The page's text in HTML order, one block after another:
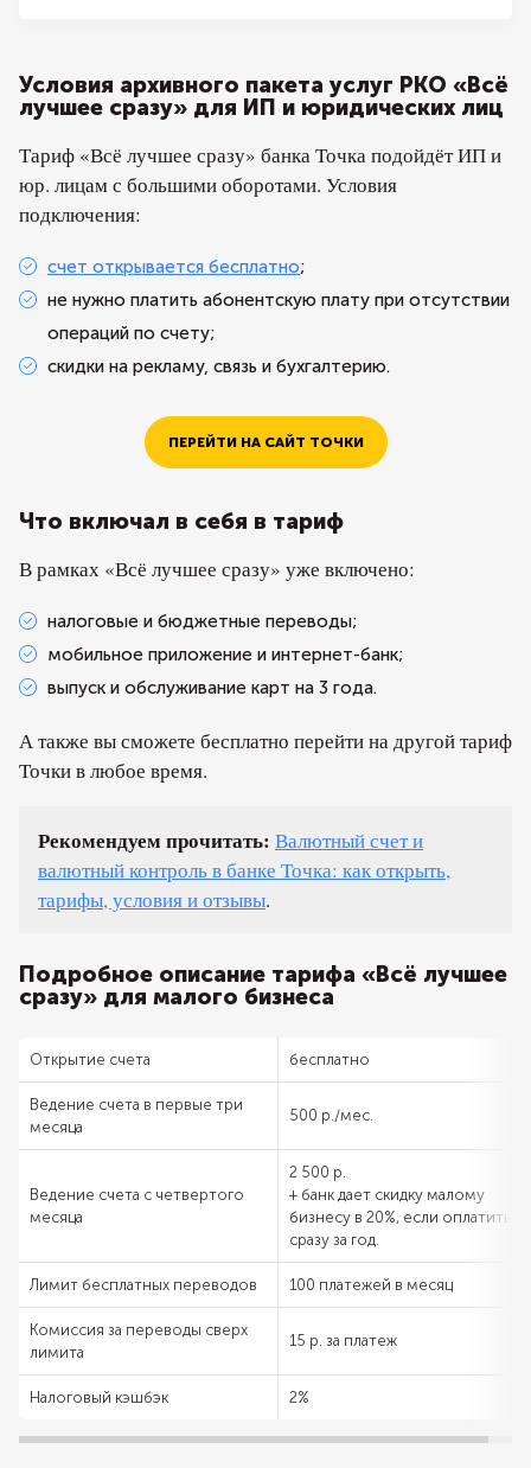
Условия архивного пакета услуг РКО «Всё
лучшее сразу» для ИП и юридических лиц
Тариф «Всё лучшее сразу» банка Точка подойдёт ИП и
юр. лицам с большими оборотами. Условия
подключения:
счет открывается бесплатно;
не нужно платить абонентскую плату при отсутствии
операций по счету;
скидки на рекламу, связь и бухгалтерию.
ПЕРЕЙТИ НА САЙТ ТОЧКИ
Что включал в себя в тариф
В рамках «Всё лучшее сразу» уже включено:
налоговые и бюджетные переводы;
мобильное приложение и интернет-банк;
выпуск и обслуживание карт на 3 года.
А также вы сможете бесплатно перейти на другой тариф
Точки в любое время.
Рекомендуем прочитать: Валютный счет и
валютный контроль в банке Точка: как открыть,
тарифы, условия и отзывы.
Подробное описание тарифа «Всё лучшее
сразу» для малого бизнеса
Открытие счета бесплатно
Ведение счета в первые три
месяца
500 р./мес.
Ведение счета с четвертого
месяца
2 500 р.
+ банк дает скидку малому
бизнесу в 20%, если оплатить
сразу за год.
Лимит бесплатных переводов 100 платежей в месяц
Комиссия за переводы сверх
лимита
15 р. за платеж
Налоговый кэшбэк 2%